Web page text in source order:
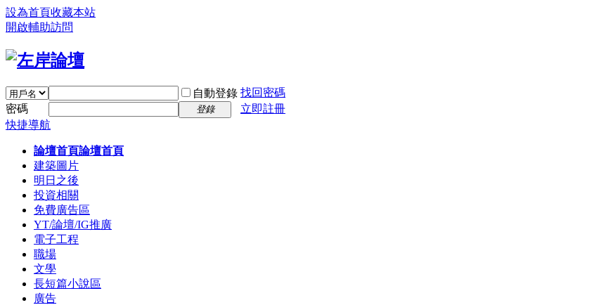
設為首頁收藏本站
開啟輔助訪問
自動登錄 找回密碼
密碼
登錄
立即註冊
快捷導航
論壇首頁論壇首頁
建築圖片
明日之後
投資相關
免費廣告區
YT/論壇/IG推廣
電子工程
職場
文學
長短篇小說區
廣告